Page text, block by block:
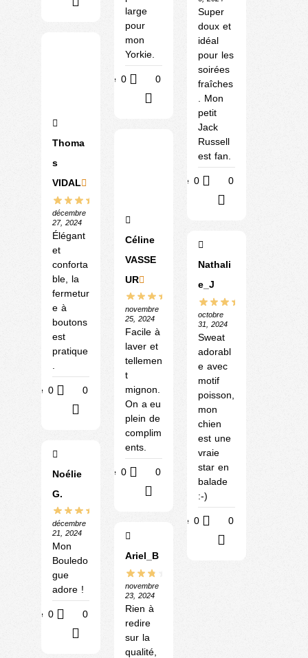
Thoma
s
VIDAL
décembre
27, 2024
Élégant
et
conforta
ble, la
fermetur
e à
boutons
est
pratique
Utile 0 0
Noélie
G.
décembre
21, 2024
Mon
Bouledo
gue
adore !
Utile 0 0
large
pour
mon
Yorkie.
Utile 0 0
Céline
VASSE
UR
novembre
25, 2024
Facile à
laver et
tellemen
t
mignon.
On a eu
plein de
complim
ents.
Utile 0 0
Ariel_B
novembre
23, 2024
Rien à
redire
sur la
qualité,
Super
doux et
idéal
pour les
soirées
fraîches
. Mon
petit
Jack
Russell
est fan.
Utile 0 0
Nathali
e_J
octobre
31, 2024
Sweat
adorabl
e avec
motif
poisson,
mon
chien
est une
vraie
star en
balade
:-)
Utile 0 0